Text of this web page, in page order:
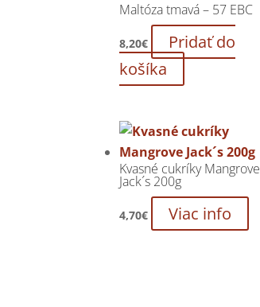
Maltóza tmavá – 57 EBC
8,20€
Pridať do
košíka
Kvasné cukríky Mangrove
Jack´s 200g
4,70€ Viac info